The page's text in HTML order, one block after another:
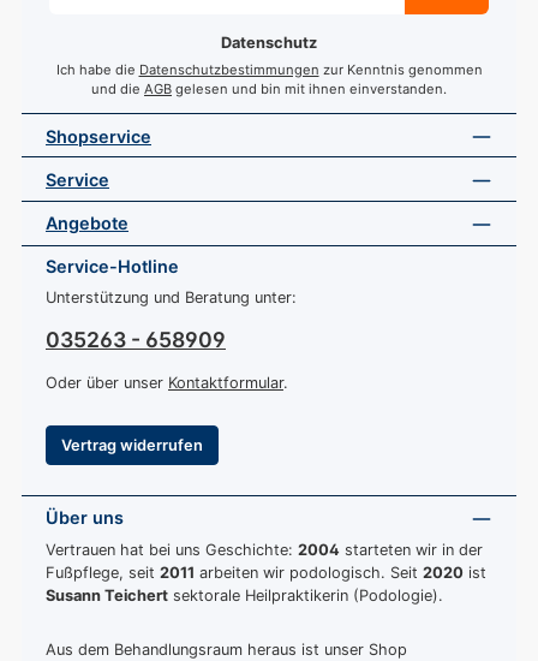
Datenschutz
Ich habe die Datenschutzbestimmungen zur Kenntnis genommen
und die AGB gelesen und bin mit ihnen einverstanden.
Shopservice
Service
Angebote
Service-Hotline
Unterstützung und Beratung unter:
035263 - 658909
Oder über unser Kontaktformular.
Vertrag widerrufen
Über uns
Vertrauen hat bei uns Geschichte: 2004 starteten wir in der
Fußpflege, seit 2011 arbeiten wir podologisch. Seit 2020 ist
Susann Teichert sektorale Heilpraktikerin (Podologie).
Aus dem Behandlungsraum heraus ist unser Shop